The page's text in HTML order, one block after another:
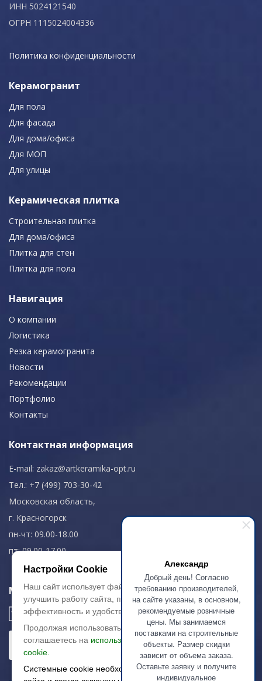
Александр
Добрый день! Согласно
требованию производителей,
на сайте указаны, в основном,
рекомендуемые розничные
цены. Мы занимаемся
поставками на строительные
объекты. Размер скидки
зависит от объема заказа.
Оставьте заявку и получите
индивидуальное
ИНН 5024121540
ОГРН 1115024004336
Политика конфиденциальности
Керамогранит
Для пола
Для фасада
Для дома/офиса
Для МОП
Для улицы
Керамическая плитка
Строительная плитка
Для дома/офиса
Плитка для стен
Плитка для пола
Навигация
О компании
Логистика
Резка керамогранита
Новости
Рекомендации
Портфолио
Контакты
Контактная информация
E-mail: zakaz@artkeramika-opt.ru
Тел.: +7 (499) 703-30-42
Московская область,
г. Красногорск
пн-чт: 09.00-18.00
пт: 09.00-17.00
Мы в соц. сетях
Настройки Cookie
Наш сайт использует файлы cookie, чтобы
улучшить работу сайта, повысить его
эффективность и удобство.
Продолжая использовать сайт, вы
соглашаетесь на использование файлов
cookie.
Системные cookie необходимы для работы